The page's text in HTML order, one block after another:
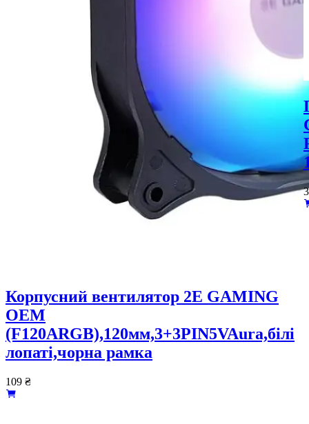
Корпусний вентилятор 2E GAMING
OEM
(F120ARGB),120мм,3+3PIN5VAura,білі
лопаті,чорна рамка
109 ₴